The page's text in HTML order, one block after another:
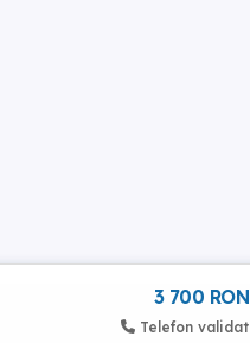
3 700 RON
Telefon validat